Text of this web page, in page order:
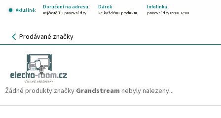
Aktuálně:
Doručení na adresu Dárek Infolinka
nejčastěji 3 pracovní dny ke každému produktu pracovní dny 09:00-17:00
NÁKUPNÍ
KOŠÍK
Prodávané značky
Grandstream
Žádné produkty značky Grandstream nebyly nalezeny...
Z